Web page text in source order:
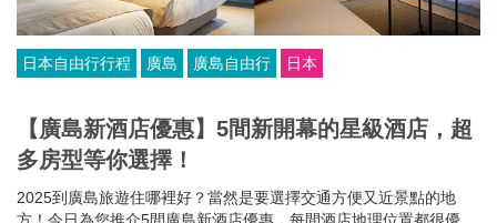
日本自由行行程 廣島 廣島自由行 日本
【廣島新酒店優惠】5間新開幕的星級酒店，超
多房型等你選擇！
2025到廣島旅遊住哪裡好？當然是要選擇交通方便又近景點的地